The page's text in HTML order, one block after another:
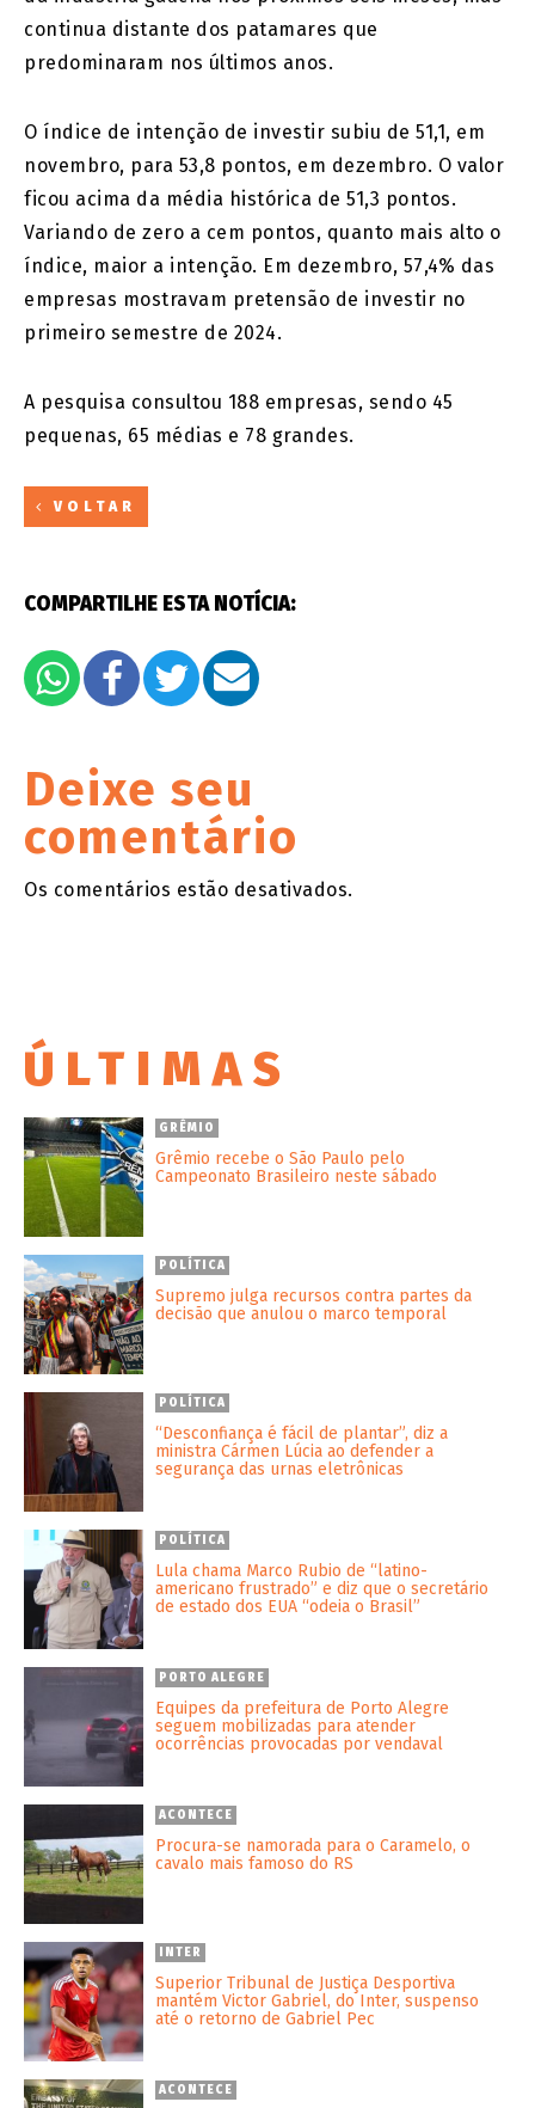
continua distante dos patamares que
predominaram nos últimos anos.
O índice de intenção de investir subiu de 51,1, em
novembro, para 53,8 pontos, em dezembro. O valor
ficou acima da média histórica de 51,3 pontos.
Variando de zero a cem pontos, quanto mais alto o
índice, maior a intenção. Em dezembro, 57,4% das
empresas mostravam pretensão de investir no
primeiro semestre de 2024.
A pesquisa consultou 188 empresas, sendo 45
pequenas, 65 médias e 78 grandes.
VOLTAR
COMPARTILHE ESTA NOTÍCIA:
Deixe seu
comentário
Os comentários estão desativados.
ÚLTIMAS
GRÊMIO
Grêmio recebe o São Paulo pelo
Campeonato Brasileiro neste sábado
POLÍTICA
Supremo julga recursos contra partes da
decisão que anulou o marco temporal
POLÍTICA
“Desconfiança é fácil de plantar”, diz a
ministra Cármen Lúcia ao defender a
segurança das urnas eletrônicas
POLÍTICA
Lula chama Marco Rubio de “latino-
americano frustrado” e diz que o secretário
de estado dos EUA “odeia o Brasil”
PORTO ALEGRE
Equipes da prefeitura de Porto Alegre
seguem mobilizadas para atender
ocorrências provocadas por vendaval
ACONTECE
Procura-se namorada para o Caramelo, o
cavalo mais famoso do RS
INTER
Superior Tribunal de Justiça Desportiva
mantém Victor Gabriel, do Inter, suspenso
até o retorno de Gabriel Pec
ACONTECE